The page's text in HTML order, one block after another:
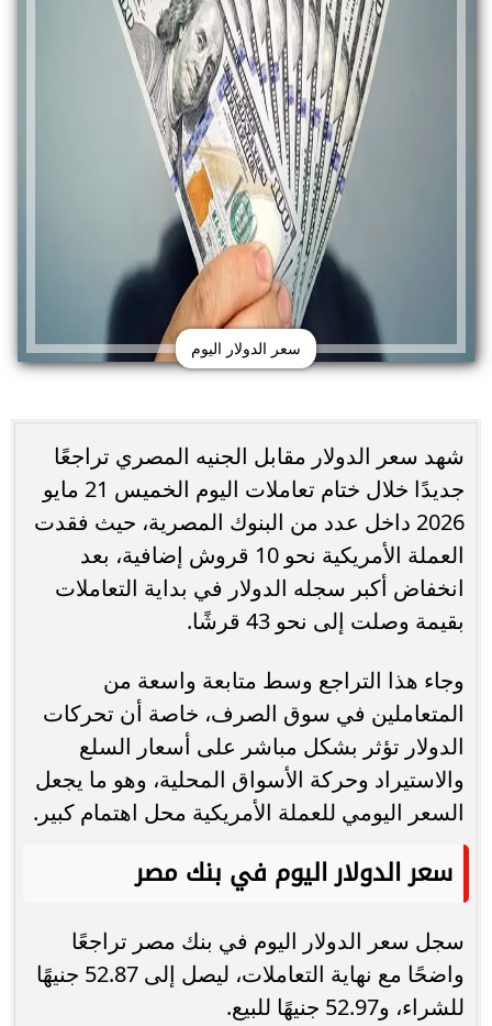
سعر الدولار اليوم
شهد سعر الدولار مقابل الجنيه المصري تراجعًا
جديدًا خلال ختام تعاملات اليوم الخميس 21 مايو
2026 داخل عدد من البنوك المصرية، حيث فقدت
العملة الأمريكية نحو 10 قروش إضافية، بعد
انخفاض أكبر سجله الدولار في بداية التعاملات
بقيمة وصلت إلى نحو 43 قرشًا.
وجاء هذا التراجع وسط متابعة واسعة من
المتعاملين في سوق الصرف، خاصة أن تحركات
الدولار تؤثر بشكل مباشر على أسعار السلع
والاستيراد وحركة الأسواق المحلية، وهو ما يجعل
السعر اليومي للعملة الأمريكية محل اهتمام كبير.
سعر الدولار اليوم في بنك مصر
سجل سعر الدولار اليوم في بنك مصر تراجعًا
واضحًا مع نهاية التعاملات، ليصل إلى 52.87 جنيهًا
للشراء، و52.97 جنيهًا للبيع.